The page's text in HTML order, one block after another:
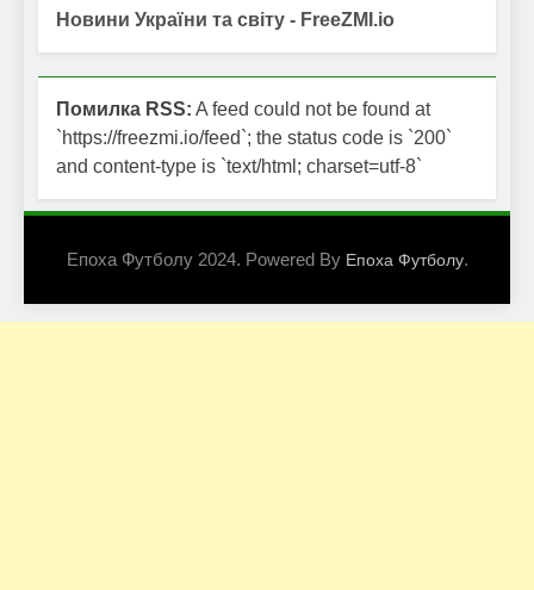
Новини України та світу - FreeZMI.io
Помилка RSS: A feed could not be found at
`https://freezmi.io/feed`; the status code is `200`
and content-type is `text/html; charset=utf-8`
Епоха Футболу 2024. Powered By Епоха Футболу.